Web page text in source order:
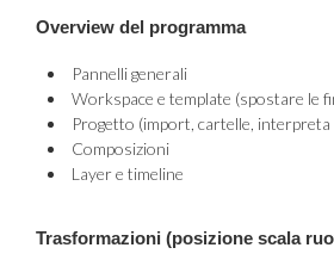
Overview del programma
Pannelli generali
Workspace e template (spostare le
Progetto (import, cartelle, interpreta
Composizioni
Layer e timeline
Trasformazioni (posizione scala